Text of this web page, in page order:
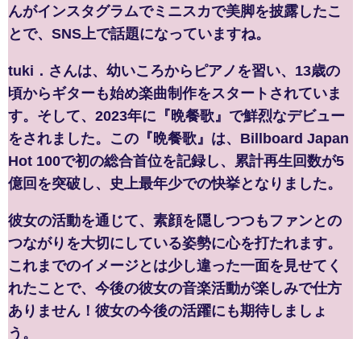
んがインスタグラムでミニスカで美脚を披露したこ
とで、SNS上で話題になっていますね。
tuki．さんは、幼いころからピアノを習い、13歳の
頃からギターも始め楽曲制作をスタートされていま
す。そして、2023年に『晩餐歌』で鮮烈なデビュー
をされました。この『晩餐歌』は、Billboard Japan
Hot 100で初の総合首位を記録し、累計再生回数が5
億回を突破し、史上最年少での快挙となりました。
彼女の活動を通じて、素顔を隠しつつもファンとの
つながりを大切にしている姿勢に心を打たれます。
これまでのイメージとは少し違った一面を見せてく
れたことで、今後の彼女の音楽活動が楽しみで仕方
ありません！彼女の今後の活躍にも期待しましょ
う。